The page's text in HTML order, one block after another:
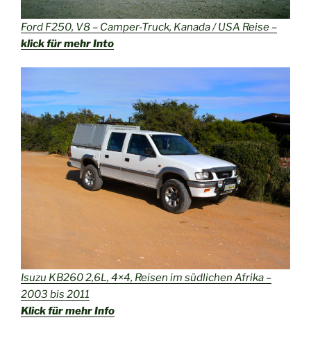
Ford F250, V8 – Camper-Truck, Kanada / USA Reise –
klick für mehr Into
Isuzu KB260 2,6L, 4×4, Reisen im südlichen Afrika –
2003 bis 2011
Klick für mehr Info